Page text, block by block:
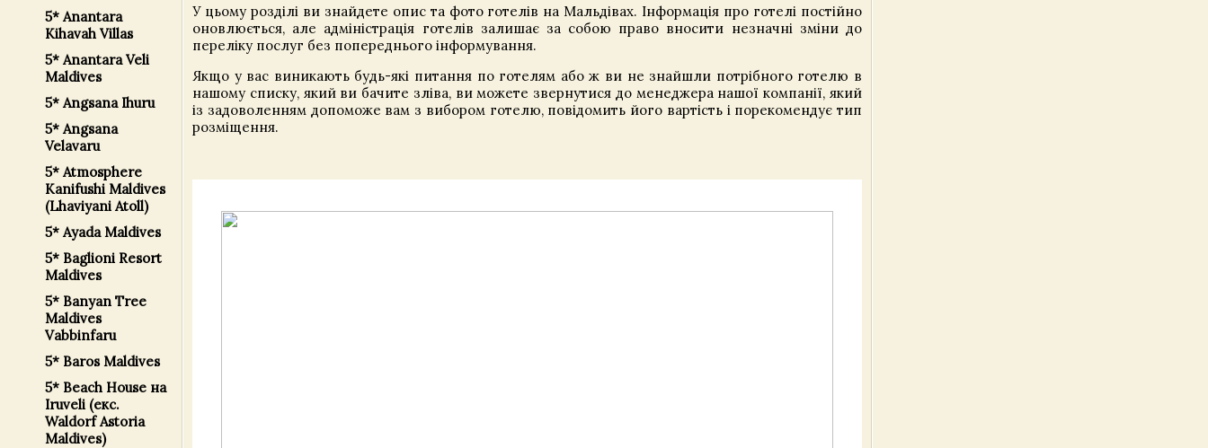
5* Anantara
Kihavah Villas
5* Anantara Veli
Maldives
5* Angsana Ihuru
5* Angsana
Velavaru
5* Atmosphere
Kanifushi Maldives
(Lhaviyani Atoll)
5* Ayada Maldives
5* Baglioni Resort
Maldives
5* Banyan Tree
Maldives
Vabbinfaru
5* Baros Maldives
5* Beach House на
Iruveli (екс.
Waldorf Astoria
Maldives)
У цьому розділі ви знайдете опис та фото готелів на Мальдівах. Інформація про готелі постійно
оновлюється, але адміністрація готелів залишає за собою право вносити незначні зміни до
переліку послуг без попереднього інформування.
Якщо у вас виникають будь-які питання по готелям або ж ви не знайшли потрібного готелю в
нашому списку, який ви бачите зліва, ви можете звернутися до менеджера нашої компанії, який
із задоволенням допоможе вам з вибором готелю, повідомить його вартість і порекомендує тип
розміщення.